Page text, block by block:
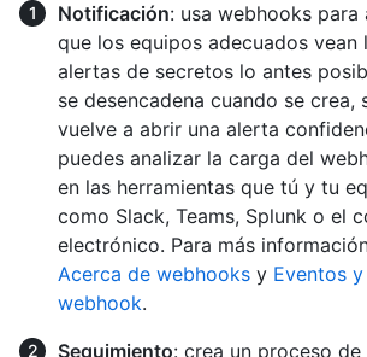
Notificación: usa webhooks para
que los equipos adecuados vean
alertas de secretos lo antes
se desencadena cuando se crea,
vuelve a abrir una alerta
puedes analizar la carga del
en las herramientas que tú y tu
como Slack, Teams, Splunk o el
electrónico. Para más
Acerca de webhooks y Eventos
webhook.
Seguimiento: crea un proceso